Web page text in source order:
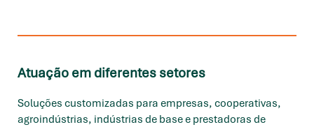
Atuação em diferentes setores
Soluções customizadas para empresas, cooperativas,
agroindústrias, indústrias de base e prestadoras de